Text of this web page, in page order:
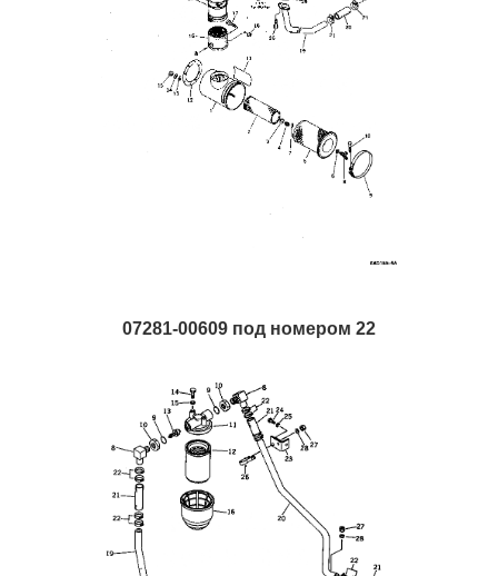
07281-00609 под номером 22